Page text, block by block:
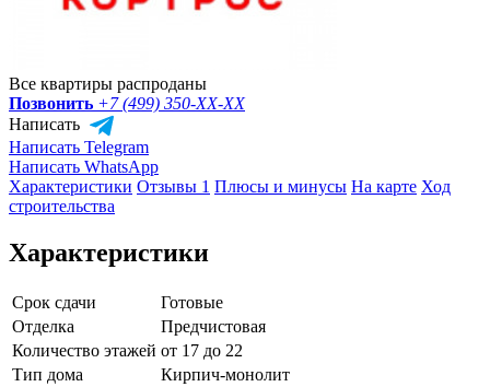
Все квартиры распроданы
Позвонить +7 (499) 350-XX-XX
Написать
Написать Telegram
Написать WhatsApp
Характеристики Отзывы 1 Плюсы и минусы На карте Ход
строительства
Характеристики
Срок сдачи
Готовые
Отделка
Предчистовая
Количество этажей от 17 до 22
Тип дома
Кирпич-монолит